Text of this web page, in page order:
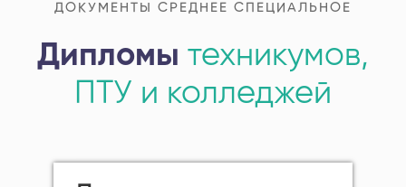
ДОКУМЕНТЫ СРЕДНЕЕ СПЕЦИАЛЬНОЕ
Дипломы техникумов,
ПТУ и колледжей